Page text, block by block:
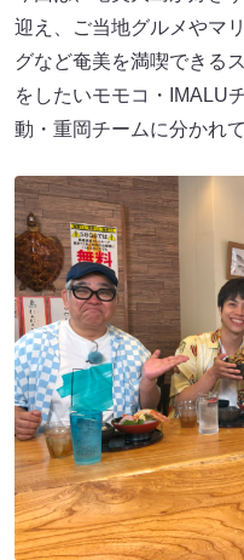
迎え、ご当地グルメやマ
グなど奄美を満喫できる
をしたいモモコ・IMALU
動・重岡チームに分かれ